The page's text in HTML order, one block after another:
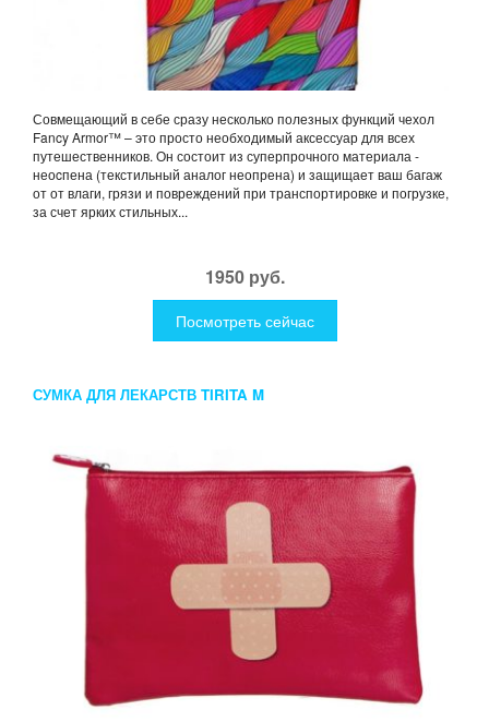
Совмещающий в себе сразу несколько полезных функций чехол
Fancy Armor™ – это просто необходимый аксессуар для всех
путешественников. Он состоит из суперпрочного материала -
неоcпена (текстильный аналог неопрена) и защищает ваш багаж
от от влаги, грязи и повреждений при транспортировке и погрузке,
за счет ярких стильных...
1950 руб.
Посмотреть сейчас
СУМКА ДЛЯ ЛЕКАРСТВ TIRITA M